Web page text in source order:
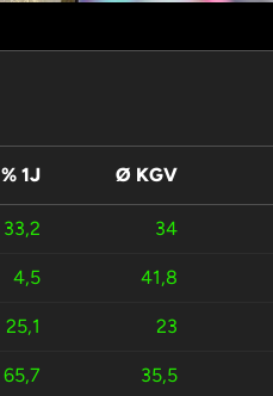
% 1J Ø KGV
33,2 34
4,5 41,8
25,1 23
65,7 35,5